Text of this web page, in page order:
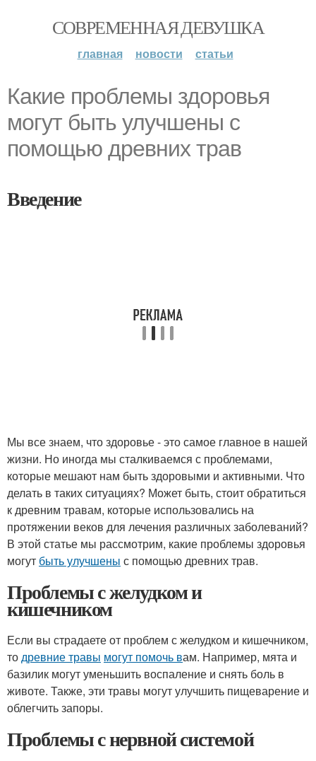
СОВРЕМЕННАЯ ДЕВУШКА
главная новости статьи
Какие проблемы здоровья
могут быть улучшены с
помощью древних трав
Введение
Мы все знаем, что здоровье - это самое главное в нашей
жизни. Но иногда мы сталкиваемся с проблемами,
которые мешают нам быть здоровыми и активными. Что
делать в таких ситуациях? Может быть, стоит обратиться
к древним травам, которые использовались на
протяжении веков для лечения различных заболеваний?
В этой статье мы рассмотрим, какие проблемы здоровья
могут быть улучшены с помощью древних трав.
Проблемы с желудком и
кишечником
Если вы страдаете от проблем с желудком и кишечником,
тодревние травы могут помочь вам. Например, мята и
базилик могут уменьшить воспаление и снять боль в
животе. Также, эти травы могут улучшить пищеварение и
облегчить запоры.
Проблемы с нервной системой